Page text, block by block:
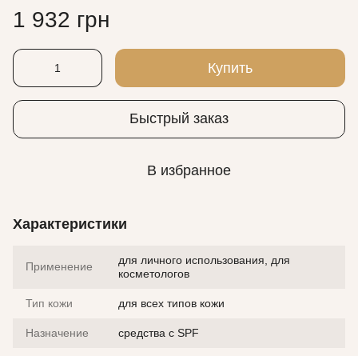
1 932 грн
Купить
Быстрый заказ
В избранное
Характеристики
Применение
для личного использования, для
косметологов
Тип кожи для всех типов кожи
Назначение средства с SPF